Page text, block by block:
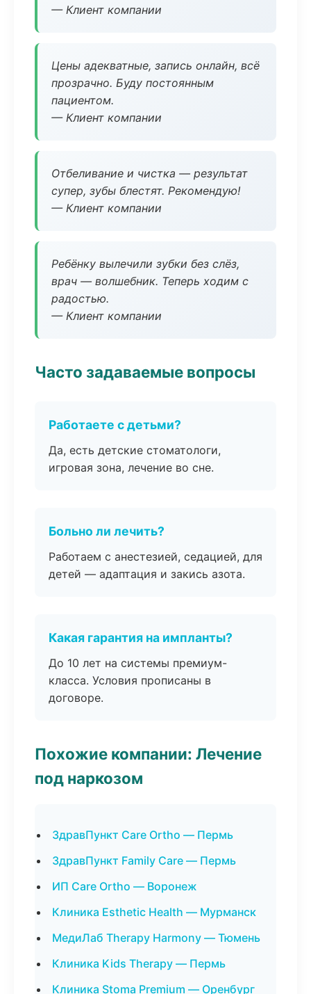
— Клиент компании
Цены адекватные, запись онлайн, всё
прозрачно. Буду постоянным
пациентом.
— Клиент компании
Отбеливание и чистка — результат
супер, зубы блестят. Рекомендую!
— Клиент компании
Ребёнку вылечили зубки без слёз,
врач — волшебник. Теперь ходим с
радостью.
— Клиент компании
Часто задаваемые вопросы
Работаете с детьми?
Да, есть детские стоматологи,
игровая зона, лечение во сне.
Больно ли лечить?
Работаем с анестезией, седацией, для
детей — адаптация и закись азота.
Какая гарантия на импланты?
До 10 лет на системы премиум-
класса. Условия прописаны в
договоре.
Похожие компании: Лечение
под наркозом
ЗдравПункт Care Ortho — Пермь
ЗдравПункт Family Care — Пермь
ИП Care Ortho — Воронеж
Клиника Esthetic Health — Мурманск
МедиЛаб Therapy Harmony — Тюмень
Клиника Kids Therapy — Пермь
Клиника Stoma Premium — Оренбург